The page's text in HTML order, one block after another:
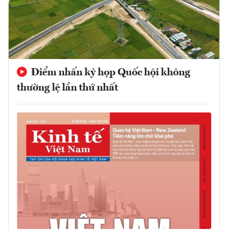
Điểm nhấn kỳ họp Quốc hội không
thường lệ lần thứ nhất